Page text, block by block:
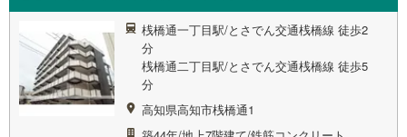
桟橋通一丁目駅/とさでん交通桟橋線 徒歩2
分
桟橋通二丁目駅/とさでん交通桟橋線 徒歩5
分
高知県高知市桟橋通1